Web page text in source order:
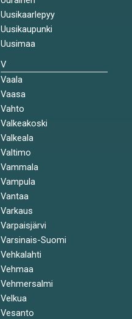
Uusikaarlepyy
Uusikaupunki
Uusimaa
V
Vaala
Vaasa
Vahto
Valkeakoski
Valkeala
Valtimo
Vammala
Vampula
Vantaa
Varkaus
Varpaisjärvi
Varsinais-Suomi
Vehkalahti
Vehmaa
Vehmersalmi
Velkua
Vesanto